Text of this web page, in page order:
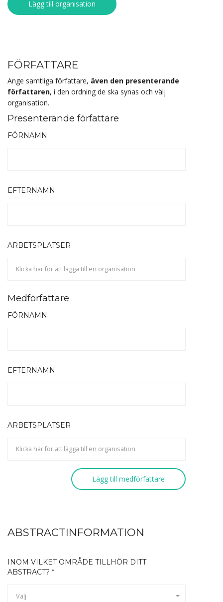
Lägg till organisation
FÖRFATTARE
Ange samtliga författare, även den presenterande
författaren, i den ordning de ska synas och välj
organisation.
Presenterande författare
FÖRNAMN
EFTERNAMN
ARBETSPLATSER
Medförfattare
FÖRNAMN
EFTERNAMN
ARBETSPLATSER
Lägg till medförfattare
ABSTRACTINFORMATION
INOM VILKET OMRÅDE TILLHÖR DITT
ABSTRACT? *
Välj